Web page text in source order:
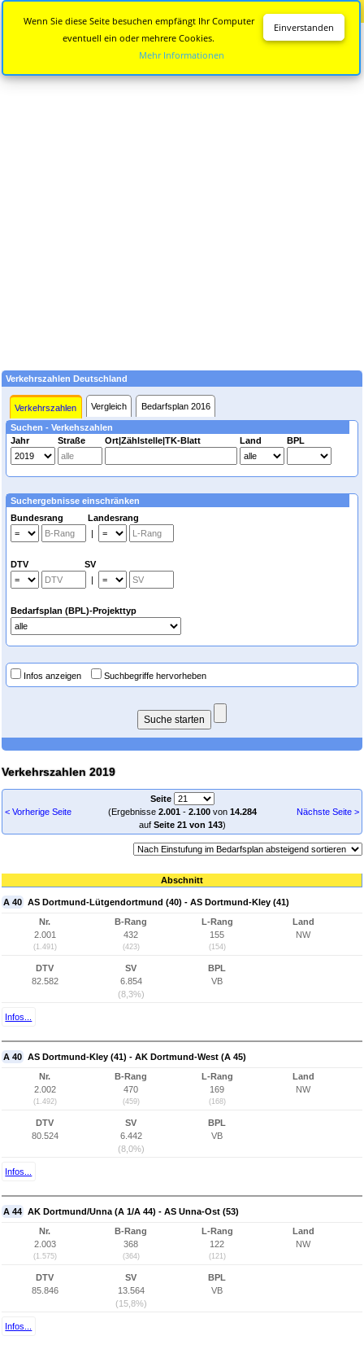
Verkehrszahlen Deutschland
Verkehrszahlen Vergleich Bedarfsplan 2016
Suchen - Verkehszahlen
Jahr
Straße Ort|Zählstelle|TK-Blatt Land BPL
Suchergebnisse einschränken
Bundesrang Landesrang
|
DTV SV
|
Bedarfsplan (BPL)-Projekttyp
Infos anzeigen Suchbegriffe hervorheben
Verkehrszahlen 2019
< Vorherige Seite
Seite
(Ergebnisse 2.001- 2.100von 14.284
auf Seite 21 von 143)
Nächste Seite >
Abschnitt
A 40 AS Dortmund-Lütgendortmund (40) - AS Dortmund-Kley (41)
Nr.
2.001
(1.491)
B-Rang
432
(423)
L-Rang
155
(154)
Land
NW
DTV
82.582
SV
6.854
(8,3%)
BPL
VB
Infos...
A 40 AS Dortmund-Kley (41) - AK Dortmund-West (A 45)
Nr.
2.002
(1.492)
B-Rang
470
(459)
L-Rang
169
(168)
Land
NW
DTV
80.524
SV
6.442
(8,0%)
BPL
VB
Infos...
A 44 AK Dortmund/Unna (A 1/A 44) - AS Unna-Ost (53)
Nr.
2.003
(1.575)
B-Rang
368
(364)
L-Rang
122
(121)
Land
NW
DTV
85.846
SV
13.564
(15,8%)
BPL
VB
Infos...
Einverstanden
Wenn Sie diese Seite besuchen empfängt Ihr Computer
eventuell ein oder mehrere Cookies.
Mehr Informationen